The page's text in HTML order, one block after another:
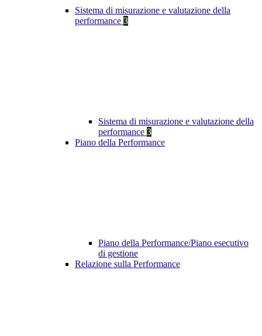
Sistema di misurazione e valutazione della
performance 3
Sistema di misurazione e valutazione della
performance 3
Piano della Performance
Piano della Performance/Piano esecutivo
di gestione
Relazione sulla Performance